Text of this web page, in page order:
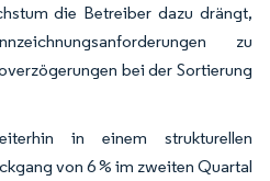
die Betreiber dazu drängt,
zu
bei der Sortierung
in einem strukturellen
von 6 % im zweiten Quartal